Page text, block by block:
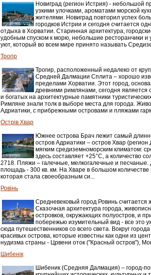
Новиград (регион Истрия) - небольшой
узкими улочками, ароматами морской
жителями. Новиград повторил успех
городков Истрии и сегодня считается
отдыха в Хорватии. Старинная архитектура,
удобным спуском к морю, небольшие ресторанчики
уют, который во всем мире принято называть
Трогір
Трогир, расположенный недалеко от
Средней Далмации Сплита – хорошо
пределами Хорватии. Этот город,
древними римлянами, сегодня
и богатых на архитектурные памятники
Римляне знали толк в выборе места для города.
Адриатики, с прибрежными островами и пляжами
Острів Хвар
Южнее острова Брач лежит самый
остров Адриатики – остров Хвар
мягким средиземноморским климатом:
здесь составляет +25°С, а количество
2718. Пляжи – галечные, мелкогалечные и песчаные.
площадь - 300 кв. км. На Хваре в большом
которая стала своеобразным си...
Ровінь
Средневековый город Ровинь
Сказочная архитектура города,
островков, окружающих полуостров, и
побережью изумительный вид - все это
сюда путешественников со всего света. Вокруг
красивых острова, которые известны как одни из
нудизма страны - Црвени оток ("Красный остров"),
Шибенік
Шибеник (Средняя Далмация) – город-